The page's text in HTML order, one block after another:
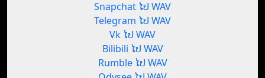
Snapchat ໄປ WAV
Telegram ໄປ WAV
Vk ໄປ WAV
Bilibili ໄປ WAV
Rumble ໄປ WAV